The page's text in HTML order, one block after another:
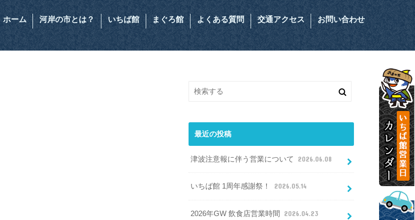
ホーム 河岸の市とは？ いちば館 まぐろ館 よくある質問 交通アクセス お問い合わせ
最近の投稿
津波注意報に伴う営業について 2026.06.08
いちば館 1周年感謝祭！ 2026.05.14
2026年GW 飲食店営業時間 2026.04.23